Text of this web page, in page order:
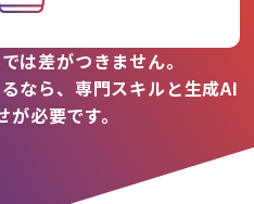
は差がつきません。
なら、専門スキルと生成AI
必要です。